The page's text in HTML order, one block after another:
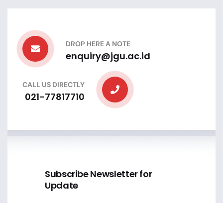
DROP HERE A NOTE
enquiry@jgu.ac.id
CALL US DIRECTLY
021-77817710
Subscribe Newsletter for
Update